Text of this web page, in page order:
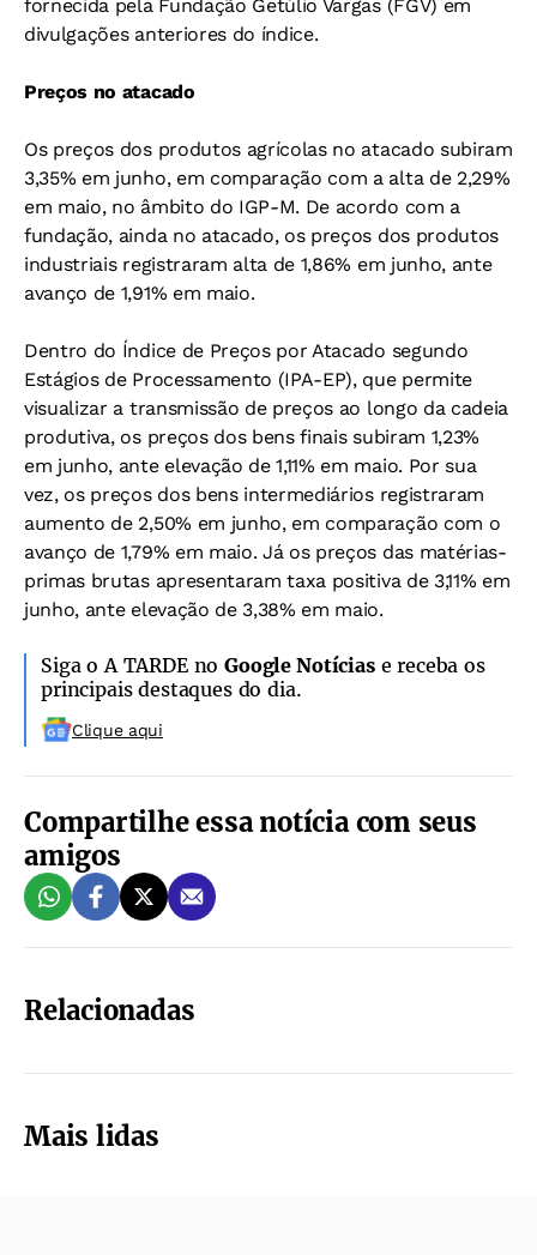
fornecida pela Fundação Getúlio Vargas (FGV) em
divulgações anteriores do índice.
Preços no atacado
Os preços dos produtos agrícolas no atacado subiram
3,35% em junho, em comparação com a alta de 2,29%
em maio, no âmbito do IGP-M. De acordo com a
fundação, ainda no atacado, os preços dos produtos
industriais registraram alta de 1,86% em junho, ante
avanço de 1,91% em maio.
Dentro do Índice de Preços por Atacado segundo
Estágios de Processamento (IPA-EP), que permite
visualizar a transmissão de preços ao longo da cadeia
produtiva, os preços dos bens finais subiram 1,23%
em junho, ante elevação de 1,11% em maio. Por sua
vez, os preços dos bens intermediários registraram
aumento de 2,50% em junho, em comparação com o
avanço de 1,79% em maio. Já os preços das matérias-
primas brutas apresentaram taxa positiva de 3,11% em
junho, ante elevação de 3,38% em maio.
Siga o A TARDE noGoogle Notíciase receba os
principais destaques do dia.
Clique aqui
Compartilhe essa notícia com seus
amigos
Relacionadas
Mais lidas